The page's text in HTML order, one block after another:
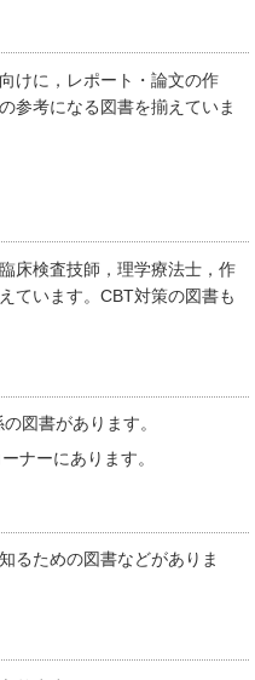
けに， レポート・論文の作
参考になる図書を揃えていま
床検査技師，理学療法士，作
ています。CBT対策の図書も
図書があります。
ナーにあります。
るための図書などがありま